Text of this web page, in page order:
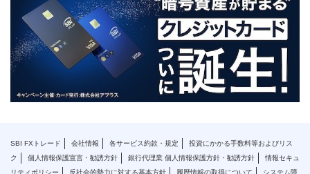
SBI FXトレード 会社情報 各サービス約款・規定
投資にかかる手数料等およびリス
ク
個人情報保護宣言・勧誘方針 銀行代理業 個人情報保護方針・勧誘方針
情報セキュ
リティポリシー
反社会的勢力に対する基本方針 履歴情報の取得について システム障